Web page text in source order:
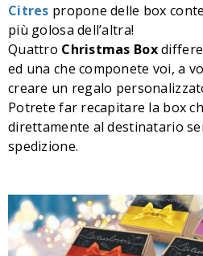
Citres propone delle box
più golosa dell’altra!
Quattro Christmas Box
ed una che componete voi, a
creare un regalo
Potrete far recapitare la box
direttamente al destinatario
spedizione.